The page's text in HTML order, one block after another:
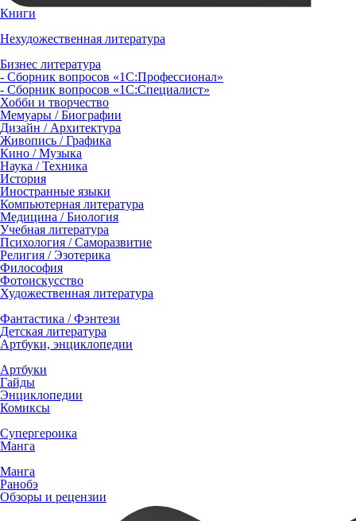
Книги
Нехудожественная литература
Бизнес литература
- Сборник вопросов «1С:Профессионал»
- Сборник вопросов «1С:Специалист»
Хобби и творчество
Мемуары / Биографии
Дизайн / Архитектура
Живопись / Графика
Кино / Музыка
Наука / Техника
История
Иностранные языки
Компьютерная литература
Медицина / Биология
Учебная литература
Психология / Саморазвитие
Религия / Эзотерика
Философия
Фотоискусство
Художественная литература
Фантастика / Фэнтези
Детская литература
Артбуки, энциклопедии
Артбуки
Гайды
Энциклопедии
Комиксы
Супергероика
Манга
Манга
Ранобэ
Обзоры и рецензии